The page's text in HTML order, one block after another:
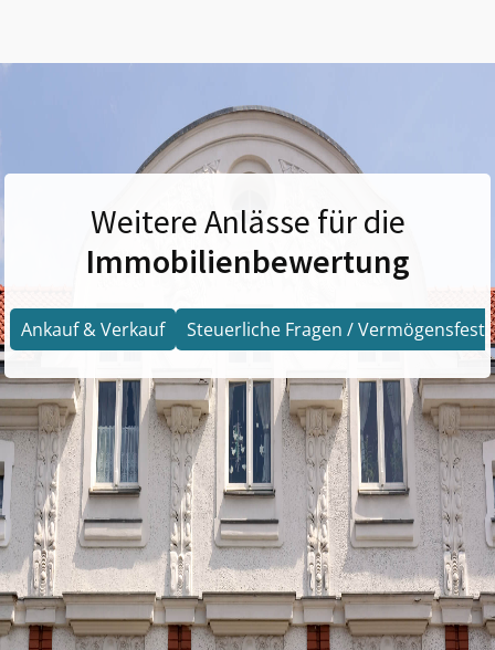
Weitere Anlässe für die
Immobilienbewertung
Ankauf & Verkauf Steuerliche Fragen /